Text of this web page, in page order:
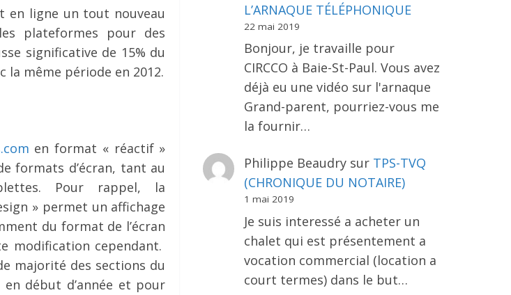
en ligne un tout nouveau
plateformes pour des
significative de 15% du
même période en 2012.
en format « réactif »
formats d’écran, tant au
Pour rappel, la
» permet un affichage
du format de l’écran
modification cependant.
majorité des sections du
début d’année et pour
L’ARNAQUE TÉLÉPHONIQUE
22 mai 2019
Bonjour, je travaille pour
CIRCCO à Baie-St-Paul. Vous avez
déjà eu une vidéo sur l'arnaque
Grand-parent, pourriez-vous me
la fournir…
Philippe Beaudrysur TPS-TVQ
(CHRONIQUE DU NOTAIRE)
1 mai 2019
Je suis interessé a acheter un
chalet qui est présentement a
vocation commercial (location a
court termes) dans le but…